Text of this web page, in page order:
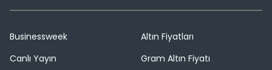
Businessweek
Canlı Yayın
Altın Fiyatları
Gram Altın Fiyatı